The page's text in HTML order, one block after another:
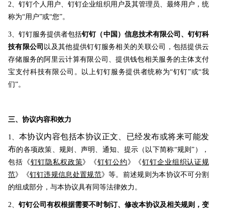
2、钉钉个人用户、钉钉企业组织用户及其管理员、最终用户，统
称为“用户”或“您”。
3、钉钉服务提供者包括钉钉（中国）信息技术有限公司、钉钉科
技有限公司 以及其他提供钉钉服务相关的关联公司，包括提供云
存储服务的阿里云计算有限公司、提供钱包相关服务的主体支付
宝支付科技有限公司。 以上钉钉服务提供者统称为“钉钉”或“我
们”。
三、协议内容和效力
1、 本协议内容包括本协议正文、已经发布或将来可能发
布的各项政策、规则、声明、通知、提示（以下简称“规则”），
包括《钉钉隐私权政策》《钉钉公约 》《钉钉企业组织认证规
范》《钉钉违规信息处置规范》等。前述规则为本协议不可分割
的组成部分，与本协议具有同等法律效力。
2、钉钉公司有权根据需要不时制订、修改本协议及相关规则，变